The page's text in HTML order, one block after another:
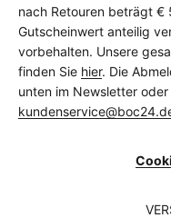
nach Retouren beträgt
Gutscheinwert anteilig
vorbehalten. Unsere
finden Sie hier. Die
unten im Newsletter